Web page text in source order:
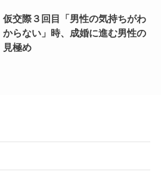
仮交際３回目「男性の気持ちがわ
からない」時、成婚に進む男性の
見極め